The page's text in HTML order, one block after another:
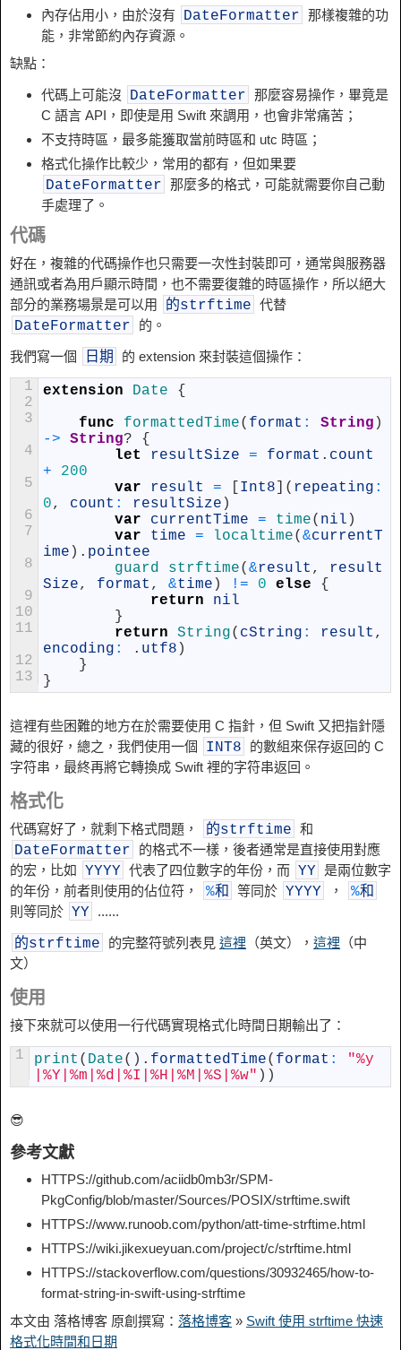
內存佔用小，由於沒有 DateFormatter 那樣複雜的功
能，非常節約內存資源。
缺點：
代碼上可能沒 DateFormatter 那麼容易操作，畢竟是
C 語言 API，即使是用 Swift 來調用，也會非常痛苦；
不支持時區，最多能獲取當前時區和 utc 時區；
格式化操作比較少，常用的都有，但如果要
DateFormatter 那麼多的格式，可能就需要你自己動
手處理了。
代碼
好在，複雜的代碼操作也只需要一次性封裝即可，通常與服務器
通訊或者為用戶顯示時間，也不需要復雜的時區操作，所以絕大
部分的業務場景是可以用
的strftime 代替
DateFormatter 的。
我們寫一個 日期 的 extension 來封裝這個操作：
1
2
3
4
5
6
7
8
9
10
11
12
13
extension Date
{
func
formattedTime( format : String )
->
String?
{
let
resultSize = format . count
+
200
var
result = Int8 ( repeating :
0, count : resultSize )
var
currentTime = time( nil )
var
time = localtime( &currentT
ime ) . pointee
guard strftime( &result ,
result
Size, format , &time ) != 0 else
{
return
nil
}
return
String( cString : result ,
encoding : . utf8 )
}
}
這裡有些困難的地方在於需要使用 C 指針，但 Swift 又把指針隱
藏的很好，總之，我們使用一個
INT8
的數組來保存返回的 C
字符串，最終再將它轉換成 Swift 裡的字符串返回。
格式化
代碼寫好了，就剩下格式問題， 的strftime 和
DateFormatter
的格式不一樣，後者通常是直接使用對應
的宏，比如 YYYY 代表了四位數字的年份，而 YY
是兩位數字
的年份，前者則使用的佔位符，
%和 等同於 YYYY ， %和
則等同於 YY ......
的strftime 的完整符號列表見 這裡 （英文）， 這裡 （中
文）
使用
接下來就可以使用一行代碼實現格式化時間日期輸出了：
1 print ( Date( ) . formattedTime( format :
"%y
|%Y|%m|%d|%I|%H|%M|%S|%w" ) )
😎
參考文獻
HTTPS://github.com/aciidb0mb3r/SPM-
PkgConfig/blob/master/Sources/POSIX/strftime.swift
HTTPS://www.runoob.com/python/att-time-strftime.html
HTTPS://wiki.jikexueyuan.com/project/c/strftime.html
HTTPS://stackoverflow.com/questions/30932465/how-to-
format-string-in-swift-using-strftime
本文由 落格博客 原創撰寫： 落格博客 » Swift 使用 strftime 快速
格式化時間和日期